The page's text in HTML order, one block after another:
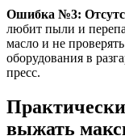
Ошибка №3:
любит пыли и
масло и не
оборудования в
пресс.
выжать